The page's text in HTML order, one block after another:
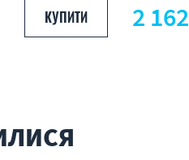
КУПИТИ 2 162